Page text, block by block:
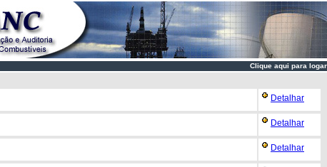
Clique aqui para logar
Detalhar
Detalhar
Detalhar